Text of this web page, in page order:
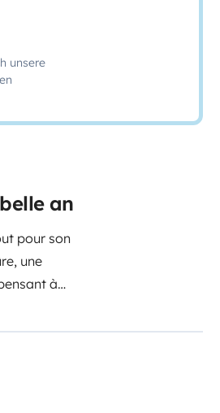
unsere
an
pour son
une
à
votre